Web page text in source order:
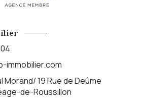
immobilier.com
Morand/ 19 Rue de Deûme
de-Roussillon